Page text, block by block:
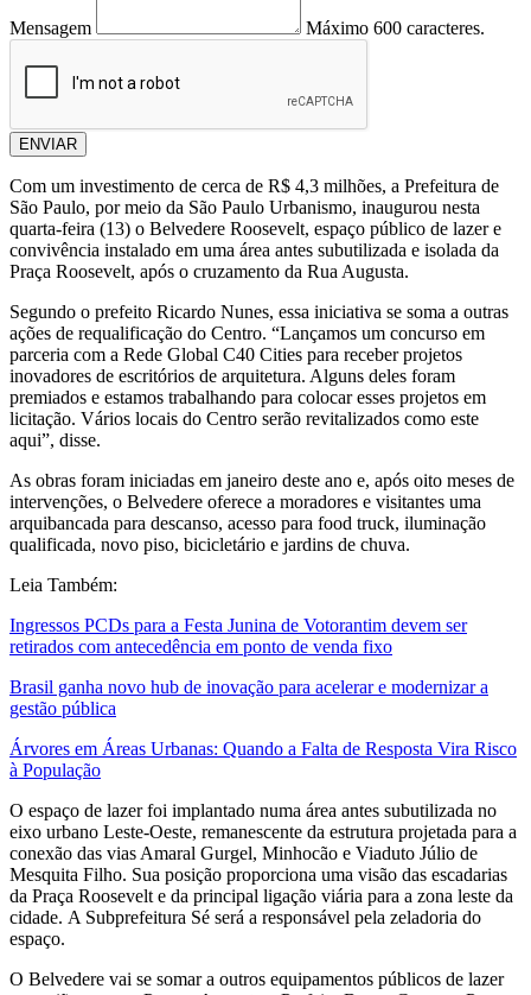
Mensagem Máximo 600 caracteres.
ENVIAR
Com um investimento de cerca de R$ 4,3 milhões, a Prefeitura de
São Paulo, por meio da São Paulo Urbanismo, inaugurou nesta
quarta-feira (13) o Belvedere Roosevelt, espaço público de lazer e
convivência instalado em uma área antes subutilizada e isolada da
Praça Roosevelt, após o cruzamento da Rua Augusta.
Segundo o prefeito Ricardo Nunes, essa iniciativa se soma a outras
ações de requalificação do Centro. “Lançamos um concurso em
parceria com a Rede Global C40 Cities para receber projetos
inovadores de escritórios de arquitetura. Alguns deles foram
premiados e estamos trabalhando para colocar esses projetos em
licitação. Vários locais do Centro serão revitalizados como este
aqui”, disse.
As obras foram iniciadas em janeiro deste ano e, após oito meses de
intervenções, o Belvedere oferece a moradores e visitantes uma
arquibancada para descanso, acesso para food truck, iluminação
qualificada, novo piso, bicicletário e jardins de chuva.
Leia Também:
Ingressos PCDs para a Festa Junina de Votorantim devem ser
retirados com antecedência em ponto de venda fixo
Brasil ganha novo hub de inovação para acelerar e modernizar a
gestão pública
Árvores em Áreas Urbanas: Quando a Falta de Resposta Vira Risco
à População
O espaço de lazer foi implantado numa área antes subutilizada no
eixo urbano Leste-Oeste, remanescente da estrutura projetada para a
conexão das vias Amaral Gurgel, Minhocão e Viaduto Júlio de
Mesquita Filho. Sua posição proporciona uma visão das escadarias
da Praça Roosevelt e da principal ligação viária para a zona leste da
cidade. A Subprefeitura Sé será a responsável pela zeladoria do
espaço.
O Belvedere vai se somar a outros equipamentos públicos de lazer